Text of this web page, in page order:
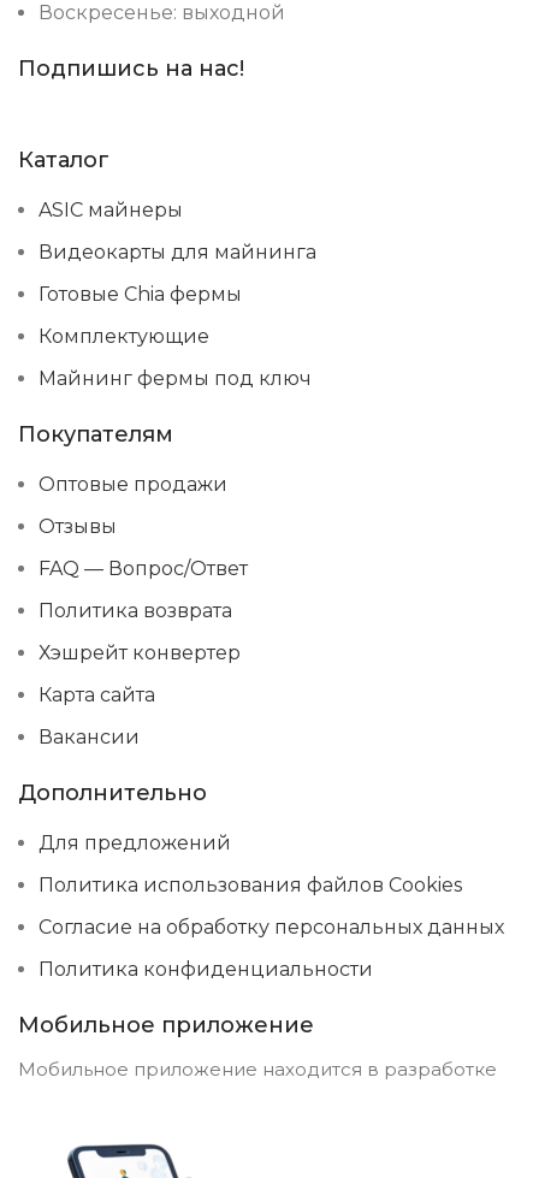
Воскресенье: выходной
Подпишись на нас!
Каталог
ASIC майнеры
Видеокарты для майнинга
Готовые Chia фермы
Комплектующие
Майнинг фермы под ключ
Покупателям
Оптовые продажи
Отзывы
FAQ — Вопрос/Ответ
Политика возврата
Хэшрейт конвертер
Карта сайта
Вакансии
Дополнительно
Для предложений
Политика использования файлов Cookies
Согласие на обработку персональных данных
Политика конфиденциальности
Мобильное приложение
Мобильное приложение находится в разработке